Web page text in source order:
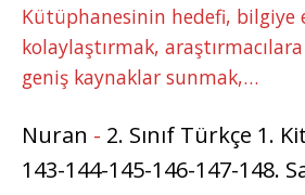
Kütüphanesinin hedefi, bilgiye
kolaylaştırmak,
geniş kaynaklar sunmak,…
Nuran - 2. Sınıf Türkçe 1.
143-144-145-146-147-148.